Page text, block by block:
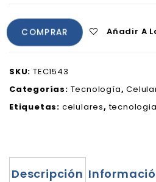
COMPRAR Añadir A
SKU: TEC1543
Categorías: Tecnología,
Etiquetas: celulares,tecnologia
Descripción